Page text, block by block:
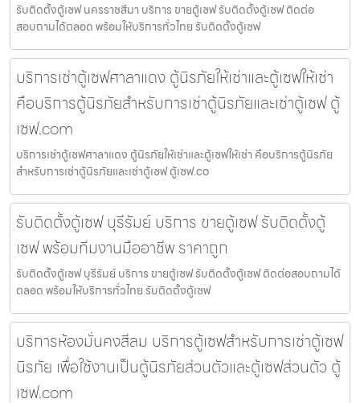
รับติดตั้งตู้เซฟ นครราชสีมา บริการ ขายตู้เซฟ รับติดตั้งตู้เซฟ ติดต่อ
สอบถามได้ตลอด พร้อมให้บริการทั่วไทย รับติดตั้งตู้เซฟ
บริการเช่าตู้เซฟศาลาแดง ตู้นิรภัยให้เช่าและตู้เซฟให้เช่า
คือบริการตู้นิรภัยสำหรับการเช่าตู้นิรภัยและเช่าตู้เซฟ ตู้
เซฟ.com
บริการเช่าตู้เซฟศาลาแดง ตู้นิรภัยให้เช่าและตู้เซฟให้เช่า คือบริการตู้นิรภัย
สำหรับการเช่าตู้นิรภัยและเช่าตู้เซฟ ตู้เซฟ.co
รับติดตั้งตู้เซฟ บุรีรัมย์ บริการ ขายตู้เซฟ รับติดตั้งตู้
เซฟ พร้อมทีมงานมืออาชีพ ราคาถูก
รับติดตั้งตู้เซฟ บุรีรัมย์ บริการ ขายตู้เซฟ รับติดตั้งตู้เซฟ ติดต่อสอบถามได้
ตลอด พร้อมให้บริการทั่วไทย รับติดตั้งตู้เซฟ
บริการห้องมั่นคงสีลม บริการตู้เซฟสำหรับการเช่าตู้เซฟ
นิรภัย เพื่อใช้งานเป็นตู้นิรภัยส่วนตัวและตู้เซฟส่วนตัว ตู้
เซฟ.com